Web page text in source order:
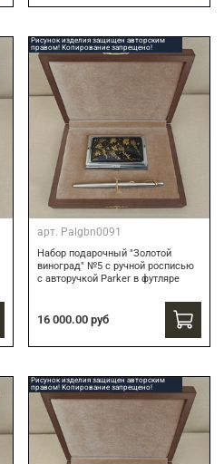
Рисунок изделия защищен авторским
правом! Копирование запрещено!
арт. Palgbn0091
Набор подарочный "Золотой
виноград" №5 с ручной росписью
с авторучкой Parker в футляре
16 000.00 руб
Рисунок изделия защищен авторским
правом! Копирование запрещено!